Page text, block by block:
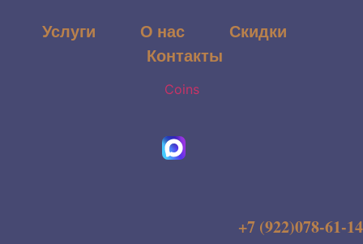
Услуги О нас
Скидки
Контакты
Coins
+7 (922)078-61-14